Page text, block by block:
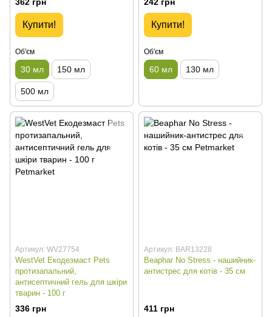
Купити!
Об'єм
30 мл 150 мл
500 мл
Купити!
Об'єм
60 мл 130 мл
Артикул: WV27754
WestVet Екодезмаст Pets
протизапальний,
антисептичний гель для шкіри
тварин - 100 г
336 грн
Артикул: BAR13228
Beaphar No Stress - нашийник-
антистрес для котів - 35 см
411 грн